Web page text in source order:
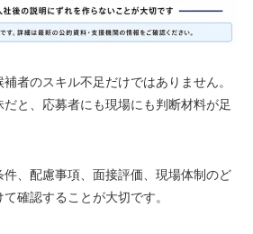
者のスキル不足だけではありません。
と、応募者にも現場にも判断材料が足
件、配慮事項、面接評価、現場体制のど
確認することが大切です。